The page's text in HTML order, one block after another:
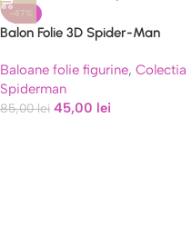
-47%
Balon Folie 3D Spider-Man
Picioare
Baloane folie figurine, Colectia
Spiderman
85,00lei 45,00 lei